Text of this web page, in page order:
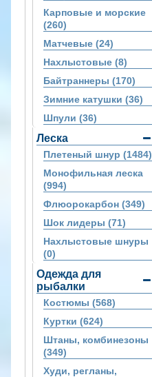
Карповые и морские
(260)
Матчевые (24)
Нахлыстовые (8)
Байтраннеры (170)
Зимние катушки (36)
Шпули (36)
Леска
Плетеный шнур (1484)
Монофильная леска
(994)
Флюорокарбон (349)
Шок лидеры (71)
Нахлыстовые шнуры
(0)
Одежда для
рыбалки
Костюмы (568)
Куртки (624)
Штаны, комбинезоны
(349)
Худи, регланы,